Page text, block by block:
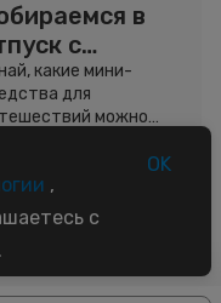
в
с
мини-
для
какие мини-
для
можно
4 минуты
,
с
OK